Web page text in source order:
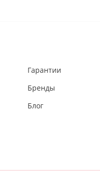
Гарантии
Бренды
Блог